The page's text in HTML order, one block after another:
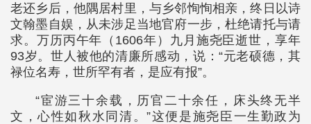
老还乡后，他隅居村里，与乡邻恂恂相亲，终日以诗
文翰墨自娱，从未涉足当地官府一步，杜绝请托与请
求。万历丙午年（1606年）九月施尧臣逝世，享年
93岁。世人被他的清廉所感动，说：“元老硕德，其
禄位名寿，世所罕有者，是应有报”。
“宦游三十余载，历官二十余任，床头终无半
文，心性如秋水同清。”这便是施尧臣一生勤政为